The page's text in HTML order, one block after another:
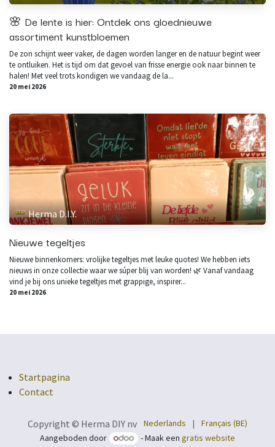
🌸 De lente is hier: Ontdek ons gloednieuwe
assortiment kunstbloemen
De zon schijnt weer vaker, de dagen worden langer en de natuur begint weer
te ontluiken. Het is tijd om dat gevoel van frisse energie ook naar binnen te
halen! Met veel trots kondigen we vandaag de la...
20 mei 2026
Herma D.I.Y.
Nieuwe tegeltjes
Nieuwe binnenkomers: vrolijke tegeltjes met leuke quotes! We hebben iets
nieuws in onze collectie waar we súper blij van worden! 🌿 Vanaf vandaag
vind je bij ons unieke tegeltjes met grappige, inspirer...
20 mei 2026
Startpagina
Contact
Copyright © Herma DIY nv Nederlands |
Français (BE)
Aangeboden door
- Maak een gratis website